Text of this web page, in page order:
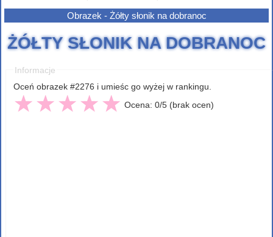
Obrazek - Żółty słonik na dobranoc
ŻÓŁTY SŁONIK NA DOBRANOC
Informacje
Oceń obrazek #2276 i umieśc go wyżej w rankingu.
Ocena: 0/5 (brak ocen)